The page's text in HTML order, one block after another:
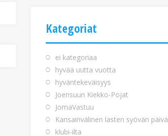
Kategoriat
ei kategoriaa
hyvää uutta vuotta
hyväntekeväisyys
Joensuun Kiekko-Pojat
JomaVastuu
Kansainvälinen lasten syövän päivä
klubi-ilta